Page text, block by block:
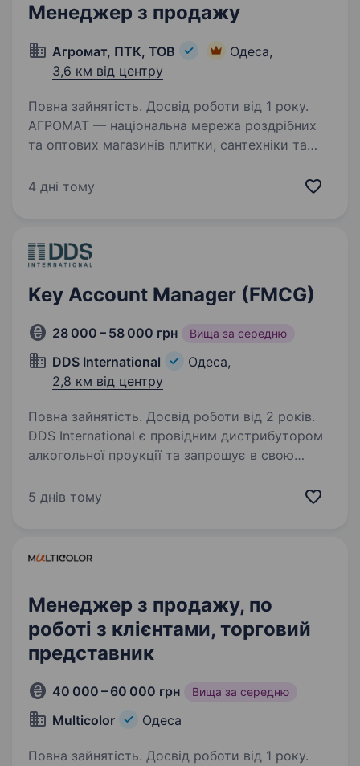
Менеджер з продажу
Агромат, ПТК, ТОВ
Одеса,
3,6 км від центру
Повна зайнятість. Досвід роботи від 1 року.
АГРОМАТ — національна мережа роздрібних
та оптових магазинів плитки, сантехніки та
українського ринку у своєму сегменті.
4 дні тому
Key Account Manager (FMCG)
28 000 – 58 000 грн Вища за середню
DDS International
Одеса,
2,8 км від центру
Повна зайнятість. Досвід роботи від 2 років.
DDS International є провідним дистрибутором
алкогольної проукції та запрошує в свою
Співпраця з мережами Таврія В, Обжора,
5 днів тому
Менеджер з продажу, по
роботі з клієнтами, торговий
представник
40 000 – 60 000 грн Вища за середню
Multicolor Одеса
Повна зайнятість. Досвід роботи від 1 року.